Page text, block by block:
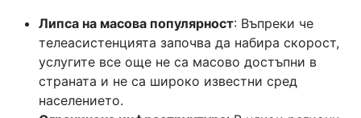
Липса на масова популярност: Въпреки че
телеасистенцията започва да набира скорост,
услугите все още не са масово достъпни в
страната и не са широко известни сред
населението.